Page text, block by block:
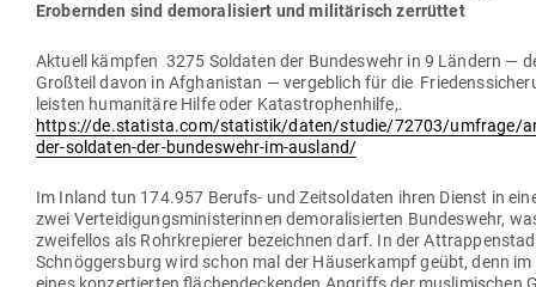
Erobernden sind demo­ra­li­siert und mili­tä­risch zerrüttet
Aktuell kämpfen 3275 Sol­daten der Bun­deswehr in 9 Ländern —
Großteil davon in Afgha­nistan — ver­geblich für die
leisten huma­nitäre Hilfe oder Kata­stro­phen­hilfe,.
https://de.statista.com/statistik/daten/studie/72703/umfrage/
der-soldaten-der-bundeswehr-im-ausland/
Im Inland tun 174.957 Berufs- und Zeit­sol­daten ihren Dienst in
zwei Ver­tei­di­gungs­mi­nis­te­rinnen demo­ra­li­sierten Bun­deswehr,
zwei­fellos als Rohr­kre­pierer bezeichnen darf. In der
Schnög­gersburg wird schon mal der Häu­ser­kampf geübt, denn im